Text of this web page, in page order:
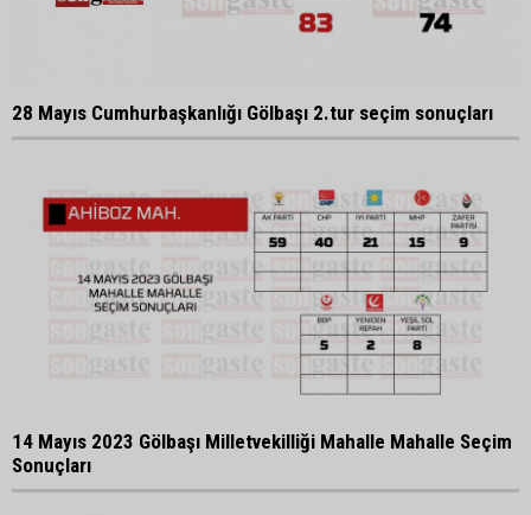
28 Mayıs Cumhurbaşkanlığı Gölbaşı 2.tur seçim sonuçları
14 Mayıs 2023 Gölbaşı Milletvekilliği Mahalle Mahalle Seçim
Sonuçları